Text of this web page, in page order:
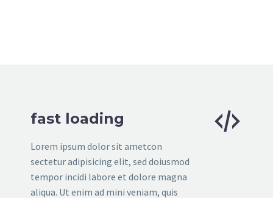
fast loading
Lorem ipsum dolor sit ametcon
sectetur adipisicing elit, sed doiusmod
tempor incidi labore et dolore magna
aliqua. Ut enim ad mini veniam, quis

